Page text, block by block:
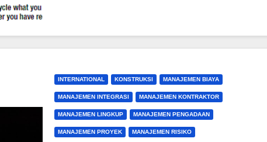
INTERNATIONAL KONSTRUKSI MANAJEMEN BIAYA
MANAJEMEN INTEGRASI MANAJEMEN KONTRAKTOR
MANAJEMEN LINGKUP MANAJEMEN PENGADAAN
MANAJEMEN PROYEK MANAJEMEN RISIKO